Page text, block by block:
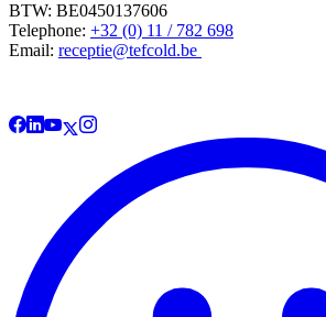
BTW: BE0450137606
Telephone: +32 (0) 11 / 782 698
Email: receptie@tefcold.be